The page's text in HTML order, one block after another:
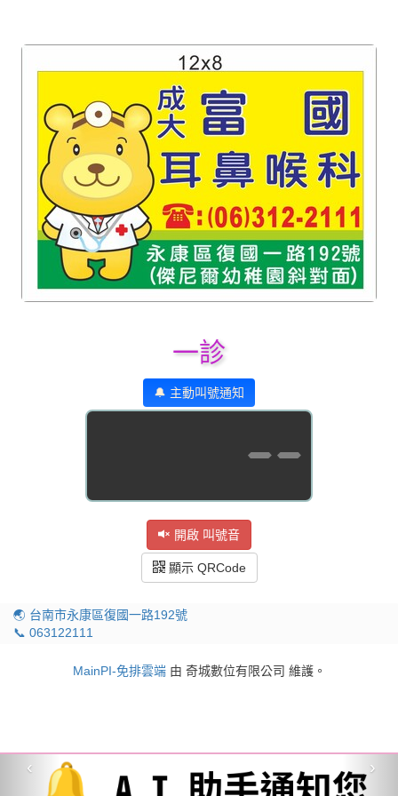
一診
🔔 主動叫號通知
--
開啟 叫號音
顯示 QRCode
🌏 台南市永康區復國一路192號
📞 063122111
‹ ›
MainPI-免排雲端由 奇城數位有限公司 維護。